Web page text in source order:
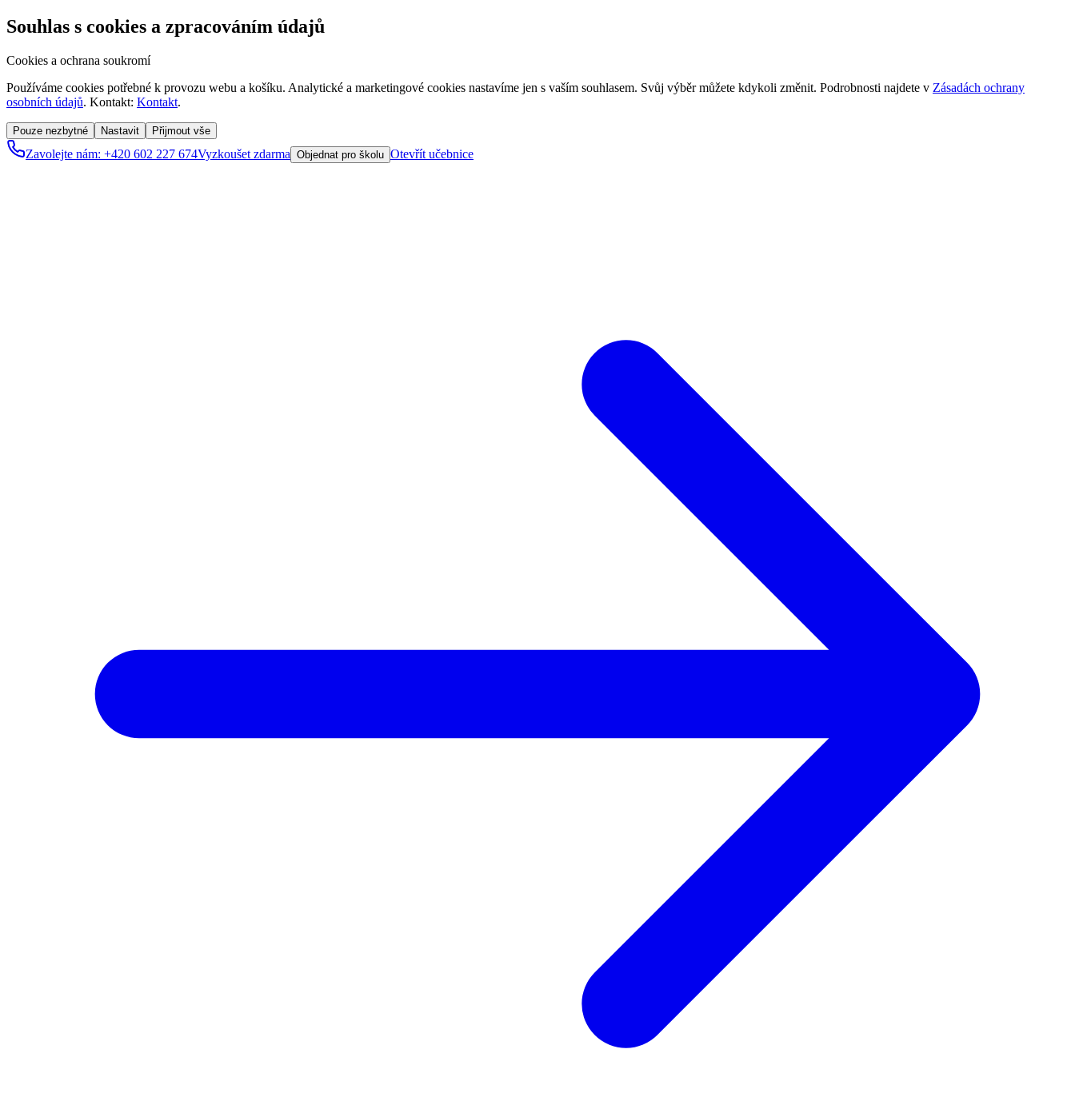
Souhlas s cookies a zpracováním údajů
Cookies a ochrana soukromí
Používáme cookies potřebné k provozu webu a košíku. Analytické a marketingové cookies nastavíme jen s vaším souhlasem. Svůj výběr můžete kdykoli změnit. Podrobnosti najdete v Zásadách ochrany
osobních údajů. Kontakt: Kontakt.
Pouze nezbytné Nastavit Přijmout vše
Zavolejte nám: +420 602 227 674Vyzkoušet zdarma Objednat pro školu Otevřít učebnice